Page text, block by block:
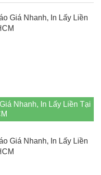
Nhanh, In Lấy Liền Tại